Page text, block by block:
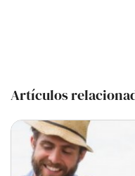
Artículos